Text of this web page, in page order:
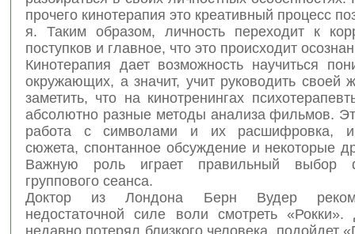
прочего кинотерапия это креативный процесс
я. Таким образом, личность переходит к
поступков и главное, что это происходит
Кинотерапия дает возможность научиться
окружающих, а значит, учит руководить своей
заметить, что на кинотренингах
абсолютно разные методы анализа фильмов.
работа с символами и их расшифровка,
сюжета, спонтанное обсуждение и некоторые
Важную роль играет правильный выбор
группового сеанса.
Доктор из Лондона Берн Вудер
недостаточной силе воли смотреть
недавно потерял близкого человека, подойдет